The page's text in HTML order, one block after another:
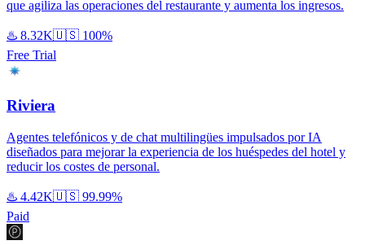
que agiliza las operaciones del restaurante y aumenta los ingresos.
♨️ 8.32K🇺🇸 100%
Free Trial
Riviera
Agentes telefónicos y de chat multilingües impulsados por IA
diseñados para mejorar la experiencia de los huéspedes del hotel y
reducir los costes de personal.
♨️ 4.42K🇺🇸 99.99%
Paid